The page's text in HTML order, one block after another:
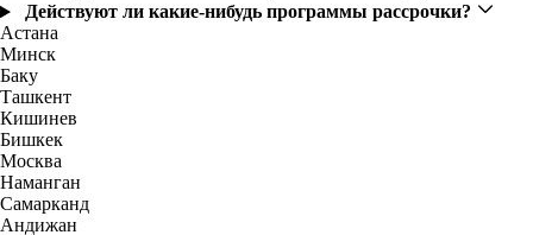
Действуют ли какие-нибудь программы рассрочки?
Астана
Минск
Баку
Ташкент
Кишинев
Бишкек
Москва
Наманган
Самарканд
Андижан